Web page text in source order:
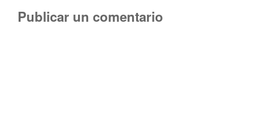
Publicar un comentario